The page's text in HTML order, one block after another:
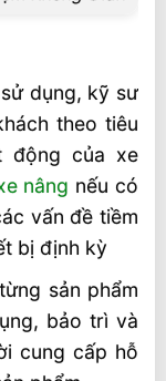
dụng, kỹ sư
theo tiêu
động của xe
nâng nếu có
vấn đề tiềm
bị định kỳ
sản phẩm
bảo trì và
cung cấp hỗ